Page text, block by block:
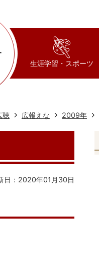
生涯学習・スポーツ
聴 広報えな 2009年
日：2020年01月30日